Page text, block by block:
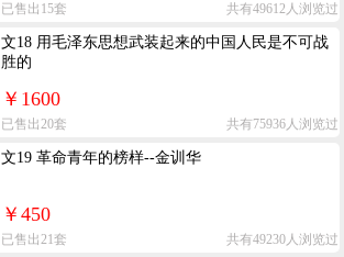
已售出15套 共有49612人浏览过
文18 用毛泽东思想武装起来的中国人民是不可战
胜的
￥1600
已售出20套 共有75936人浏览过
文19 革命青年的榜样--金训华
￥450
已售出21套 共有49230人浏览过